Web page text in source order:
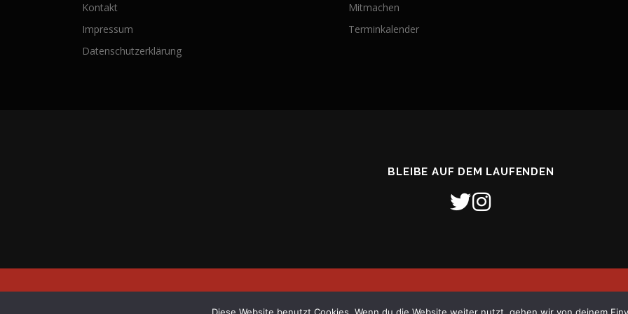
Kontakt
Impressum
Datenschutzerklärung
Mitmachen
Terminkalender
BLEIBE AUF DEM LAUFENDEN